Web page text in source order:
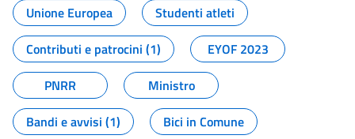
Unione Europea
Studenti atleti
Contributi e patrocini (1)
EYOF 2023
PNRR
Ministro
Bandi e avvisi (1)
Bici in Comune